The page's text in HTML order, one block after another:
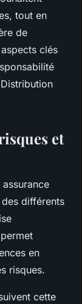
tout en
de
clés
et
différents
en
risques.
cette